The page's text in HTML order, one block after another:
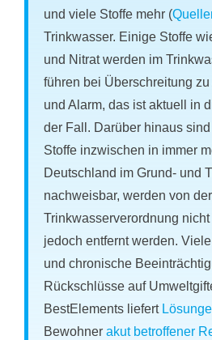
und viele Stoffe mehr (
Trinkwasser. Einige Stoffe
und Nitrat werden im
führen bei Überschreitung
und Alarm, das ist aktuell in
der Fall. Darüber hinaus
Stoffe inzwischen in immer
Deutschland im Grund- und
nachweisbar, werden von der
Trinkwasserverordnung
jedoch entfernt werden.
und chronische
Rückschlüsse auf
BestElements liefert
Bewohnerakut betroffener